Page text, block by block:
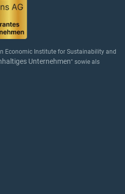
Economic Institute for Sustainability and
Unternehmen" sowie als